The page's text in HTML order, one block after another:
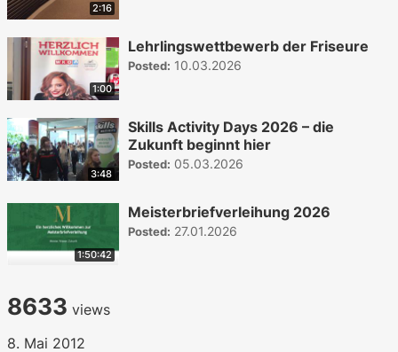
2:16
1:00
Lehrlingswettbewerb der Friseure
Posted: 10.03.2026
3:48
Skills Activity Days 2026 – die
Zukunft beginnt hier
Posted: 05.03.2026
1:50:42
Meisterbriefverleihung 2026
Posted: 27.01.2026
8633 views
8. Mai 2012